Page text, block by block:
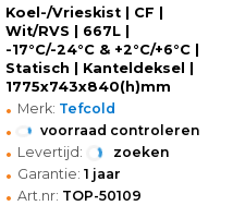
Koel-/Vrieskist | CF |
Wit/RVS | 667L |
-17°C/-24°C & +2°C/+6°C |
Statisch | Kanteldeksel |
1775x743x840(h)mm
• Merk: Tefcold
• voorraad controleren
• Levertijd: zoeken
• Garantie: 1 jaar
• Art.nr: TOP-50109